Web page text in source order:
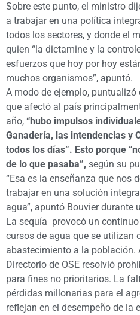
Sobre este punto, el ministro
a trabajar en una política
todos los sectores, y donde el
quien “la dictamine y la
esfuerzos que hoy por hoy
muchos organismos”, apuntó.
A modo de ejemplo,
que afectó al país
año, “hubo impulsos
Ganadería, las intendencias y
todos los días”. Esto porque
de lo que pasaba”, según su
“Esa es la enseñanza que nos
trabajar en una solución
agua”, apuntó Bouvier durante
La sequía provocó un
cursos de agua que se utilizan
abastecimiento a la población.
Directorio de OSE resolvió
para fines no prioritarios. La
pérdidas millonarias para el
reflejan en el desempeño de la